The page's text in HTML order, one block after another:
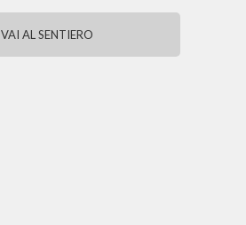
VAI AL SENTIERO